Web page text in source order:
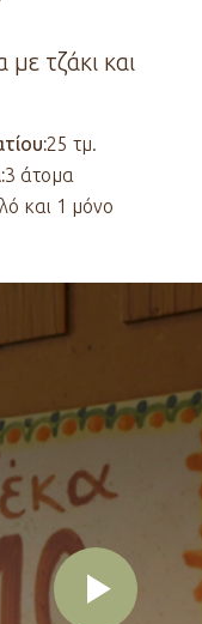
25 τμ.
3 άτομα
και 1 μόνο
με τζάκι και